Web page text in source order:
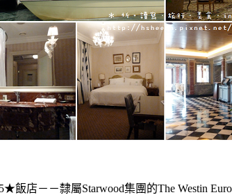
飯店－－隸屬Starwood集團的The Westin